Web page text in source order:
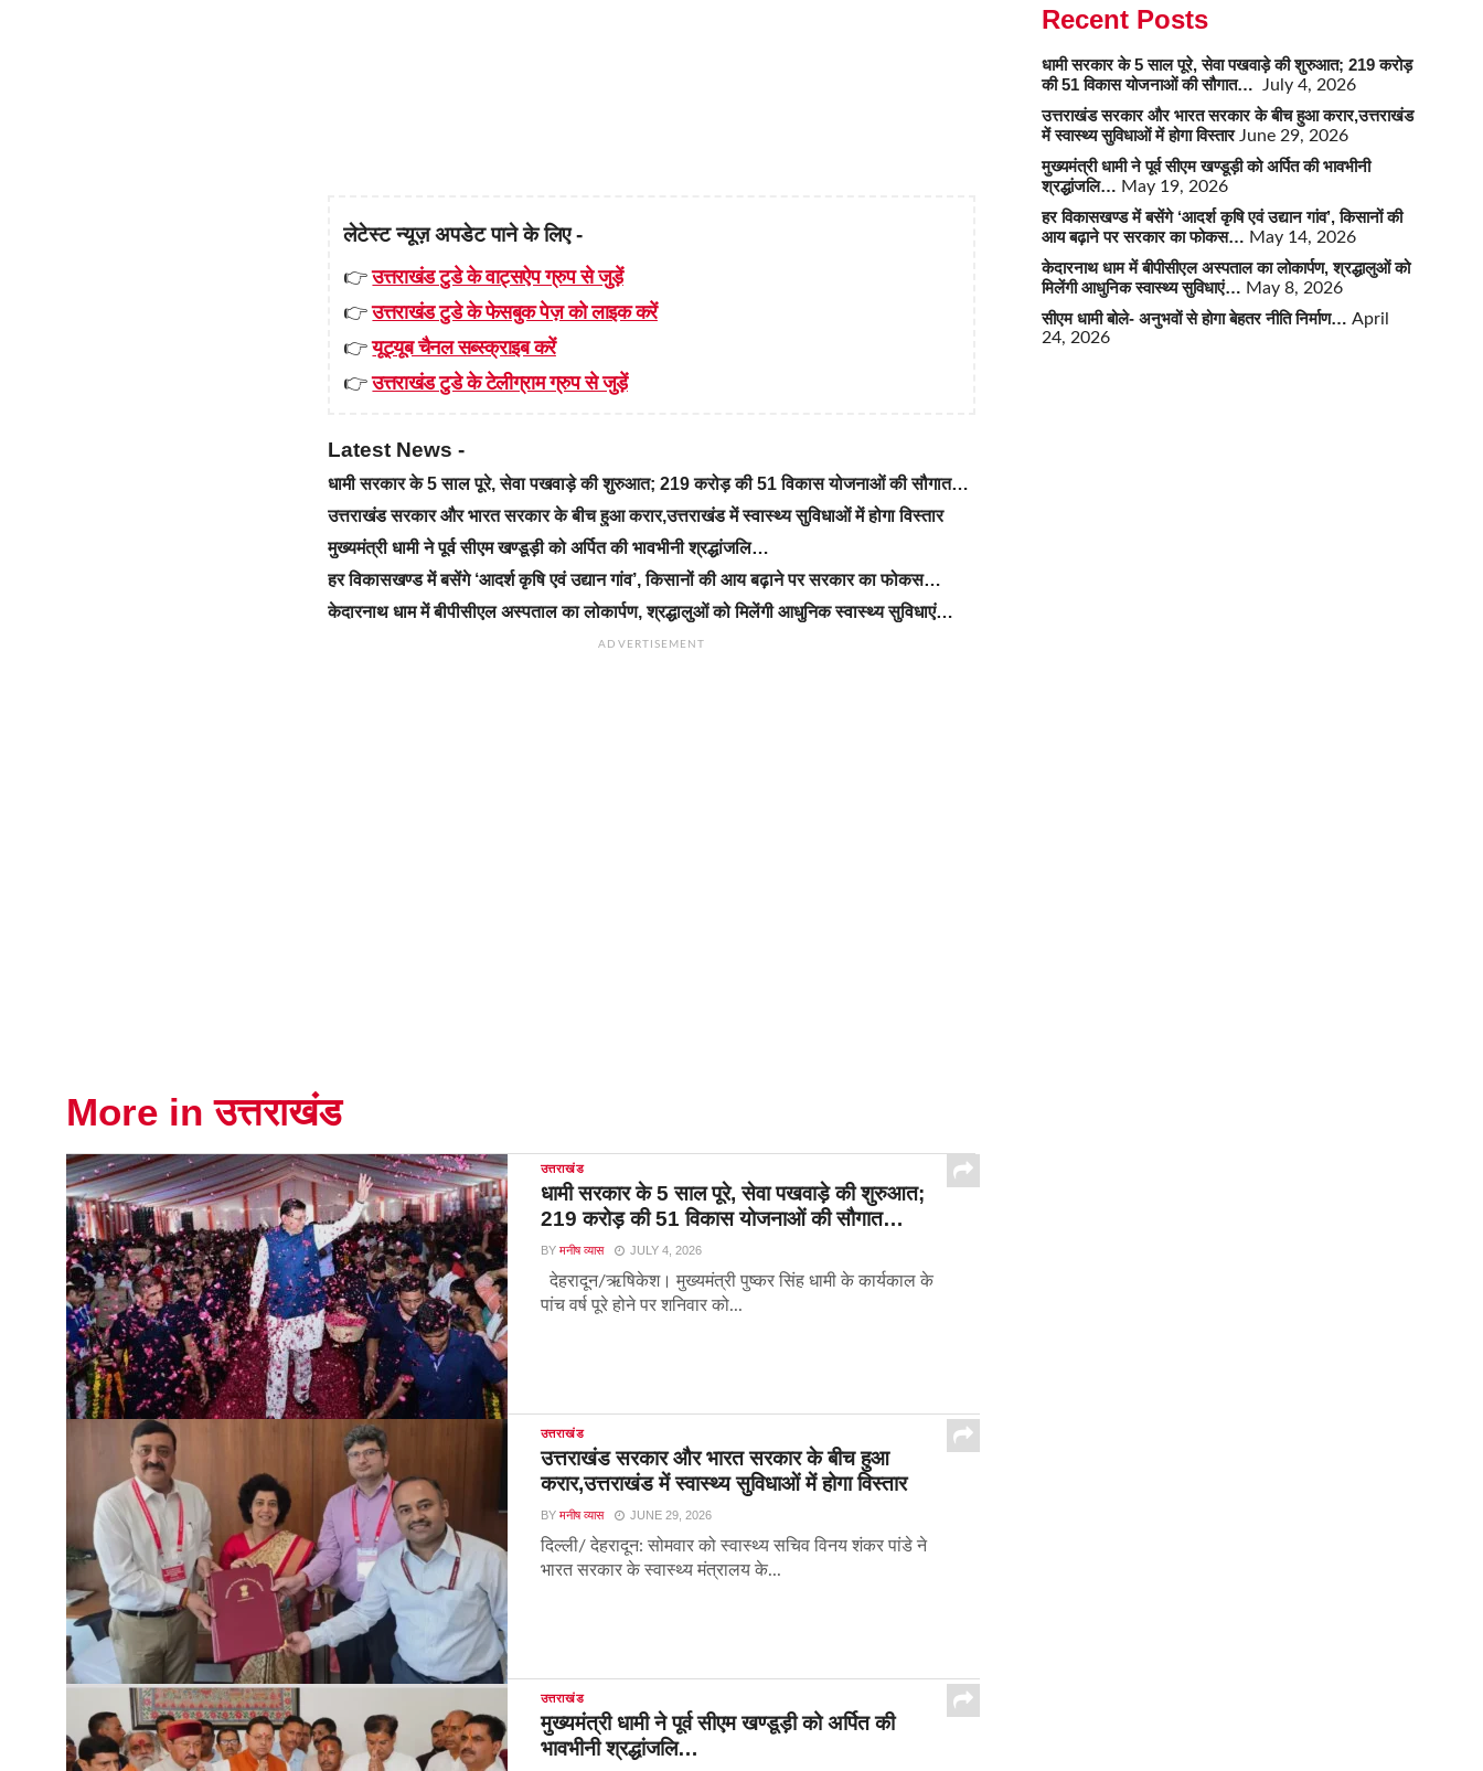
लेटेस्ट न्यूज़ अपडेट पाने के लिए -
👉उत्तराखंड टुडे के वाट्सऐप ग्रुप से जुड़ें
👉उत्तराखंड टुडे के फेसबुक पेज़ को लाइक करें
👉यूट्यूब चैनल सब्स्क्राइब करें
👉उत्तराखंड टुडे के टेलीग्राम ग्रुप से जुड़ें
Latest News -
धामी सरकार के 5 साल पूरे, सेवा पखवाड़े की शुरुआत; 219 करोड़ की 51 विकास योजनाओं की सौगात…
उत्तराखंड सरकार और भारत सरकार के बीच हुआ करार,उत्तराखंड में स्वास्थ्य सुविधाओं में होगा विस्तार
मुख्यमंत्री धामी ने पूर्व सीएम खण्डूड़ी को अर्पित की भावभीनी श्रद्धांजलि…
हर विकासखण्ड में बसेंगे ‘आदर्श कृषि एवं उद्यान गांव’, किसानों की आय बढ़ाने पर सरकार का फोकस…
केदारनाथ धाम में बीपीसीएल अस्पताल का लोकार्पण, श्रद्धालुओं को मिलेंगी आधुनिक स्वास्थ्य सुविधाएं…
ADVERTISEMENT
More in उत्तराखंड
उत्तराखंड
धामी सरकार के 5 साल पूरे, सेवा पखवाड़े की शुरुआत;
219 करोड़ की 51 विकास योजनाओं की सौगात…
BY मनीष व्यास JULY 4, 2026
देहरादून/ऋषिकेश। मुख्यमंत्री पुष्कर सिंह धामी के कार्यकाल के
पांच वर्ष पूरे होने पर शनिवार को...
उत्तराखंड
उत्तराखंड सरकार और भारत सरकार के बीच हुआ
करार,उत्तराखंड में स्वास्थ्य सुविधाओं में होगा विस्तार
BY मनीष व्यास JUNE 29, 2026
दिल्ली/ देहरादून: सोमवार को स्वास्थ्य सचिव विनय शंकर पांडे ने
भारत सरकार के स्वास्थ्य मंत्रालय के...
उत्तराखंड
मुख्यमंत्री धामी ने पूर्व सीएम खण्डूड़ी को अर्पित की
भावभीनी श्रद्धांजलि…
Recent Posts
धामी सरकार के 5 साल पूरे, सेवा पखवाड़े की शुरुआत; 219 करोड़
की 51 विकास योजनाओं की सौगात… July 4, 2026
उत्तराखंड सरकार और भारत सरकार के बीच हुआ करार,उत्तराखंड
में स्वास्थ्य सुविधाओं में होगा विस्तार June 29, 2026
मुख्यमंत्री धामी ने पूर्व सीएम खण्डूड़ी को अर्पित की भावभीनी
श्रद्धांजलि… May 19, 2026
हर विकासखण्ड में बसेंगे ‘आदर्श कृषि एवं उद्यान गांव’, किसानों की
आय बढ़ाने पर सरकार का फोकस… May 14, 2026
केदारनाथ धाम में बीपीसीएल अस्पताल का लोकार्पण, श्रद्धालुओं को
मिलेंगी आधुनिक स्वास्थ्य सुविधाएं… May 8, 2026
सीएम धामी बोले- अनुभवों से होगा बेहतर नीति निर्माण… April
24, 2026